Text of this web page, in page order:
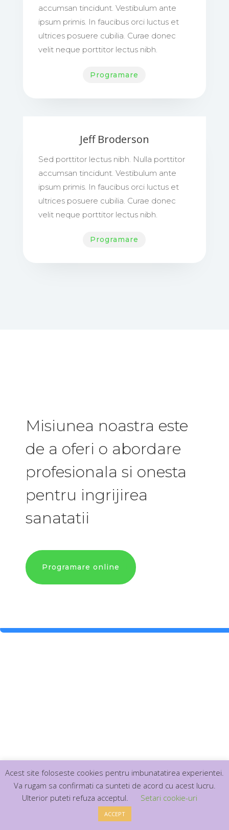
accumsan tincidunt. Vestibulum ante
ipsum primis. In faucibus orci luctus et
ultrices posuere cubilia. Curae donec
velit neque porttitor lectus nibh.
Programare
Jeff Broderson
Sed porttitor lectus nibh. Nulla porttitor
accumsan tincidunt. Vestibulum ante
ipsum primis. In faucibus orci luctus et
ultrices posuere cubilia. Curae donec
velit neque porttitor lectus nibh.
Programare
Misiunea noastra este
de a oferi o abordare
profesionala si onesta
pentru ingrijirea
sanatatii
Programare online
N Doctori experimentati
Aenean eu leo quam. Pellentesque
ornare sem lacinia quam venenatis
vestibulum. Donec sed odio dui.
Acest site foloseste cookies pentru imbunatatirea experientei.
Va rugam sa confirmati ca sunteti de acord cu acest lucru.
Ulterior puteti refuza acceptul.
Setari cookie-uri
ACCEPT